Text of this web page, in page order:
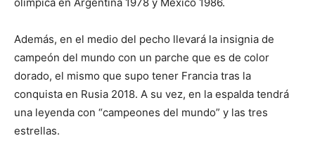
Además, en el medio del pecho llevará la insignia de
campeón del mundo con un parche que es de color
dorado, el mismo que supo tener Francia tras la
conquista en Rusia 2018. A su vez, en la espalda tendrá
una leyenda con “campeones del mundo” y las tres
estrellas.